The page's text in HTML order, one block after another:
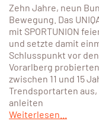
Zehn Jahre, neun
Bewegung. Das
mit SPORTUNION
und setzte damit
Schlusspunkt vor
Vorarlberg
zwischen 11 und 15
Trendsportarten
anleiten
Weiterlesen...